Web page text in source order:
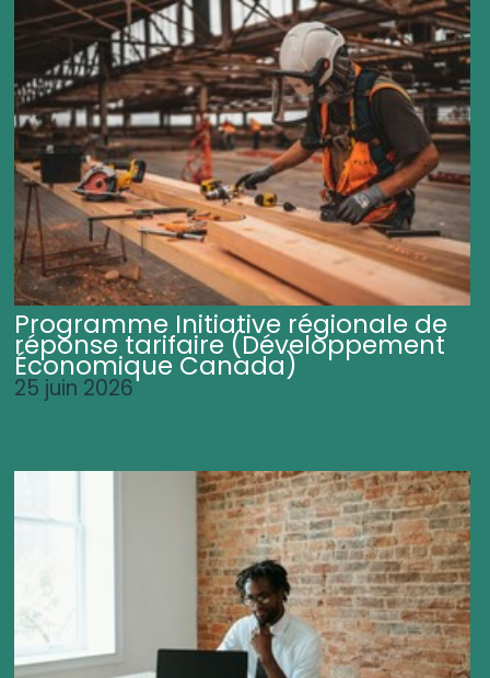
Programme Initiative régionale de
réponse tarifaire (Développement
Économique Canada)
25 juin 2026